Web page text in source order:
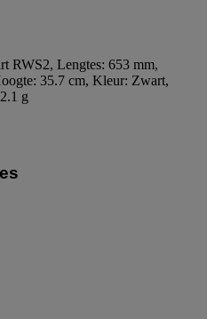
RWS2, Lengtes: 653 mm,
35.7 cm, Kleur: Zwart,
g